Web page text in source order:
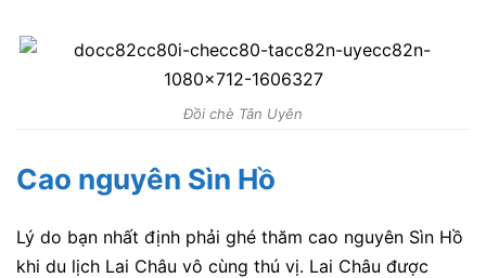
Đồi chè Tân Uyên
Cao nguyên Sìn Hồ
Lý do bạn nhất định phải ghé thăm cao nguyên Sìn Hồ
khi du lịch Lai Châu vô cùng thú vị. Lai Châu được